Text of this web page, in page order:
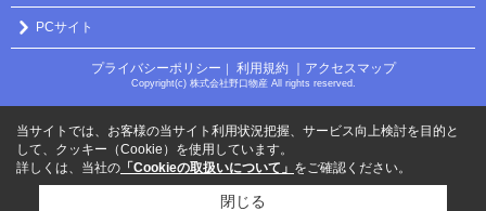
PCサイト
プライバシーポリシー ｜ 利用規約 ｜アクセスマップ
Copyright(c) 株式会社野口物産 All rights reserved.
当サイトでは、お客様の当サイト利用状況把握、サービス向上検討を目的と
して、クッキー（Cookie）を使用しています。
詳しくは、当社の 「Cookieの取扱いについて」 をご確認ください。
閉じる